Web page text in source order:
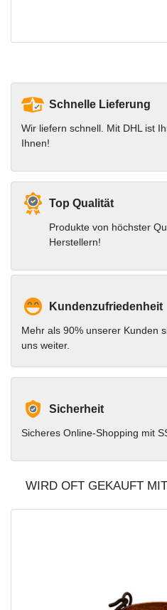
Schnelle Lieferung
Wir liefern schnell. Mit DHL ist
Ihnen!
Top Qualität
Produkte von höchster
Herstellern!
Kundenzufriedenheit
Mehr als 90% unserer Kunden
uns weiter.
Sicherheit
Sicheres Online-Shopping mit
WIRD OFT GEKAUFT